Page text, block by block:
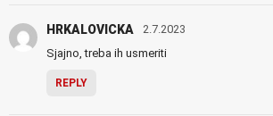
HRKALOVICKA 2.7.2023
Sjajno, treba ih usmeriti
REPLY